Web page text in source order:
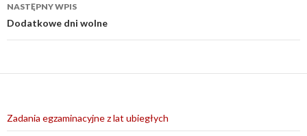
NASTĘPNY WPIS
Dodatkowe dni wolne
Zadania egzaminacyjne z lat ubiegłych